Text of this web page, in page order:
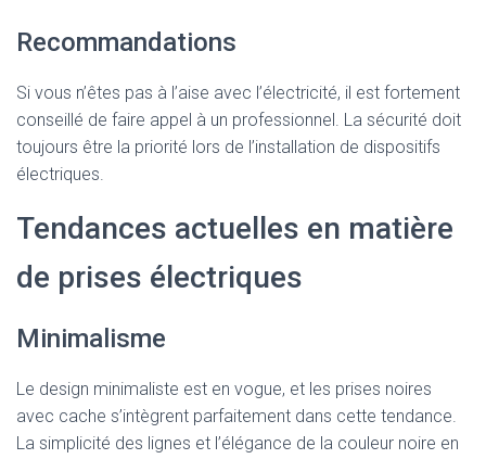
Recommandations
Si vous n’êtes pas à l’aise avec l’électricité, il est fortement
conseillé de faire appel à un professionnel. La sécurité doit
toujours être la priorité lors de l’installation de dispositifs
électriques.
Tendances actuelles en matière
de prises électriques
Minimalisme
Le design minimaliste est en vogue, et les prises noires
avec cache s’intègrent parfaitement dans cette tendance.
La simplicité des lignes et l’élégance de la couleur noire en